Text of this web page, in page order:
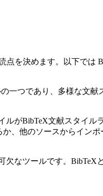
を決めます。以下では
一つであり、多様な文献
ルがBibTeX文献スタイル
、他のソースからイン
なツールです。BibTeX